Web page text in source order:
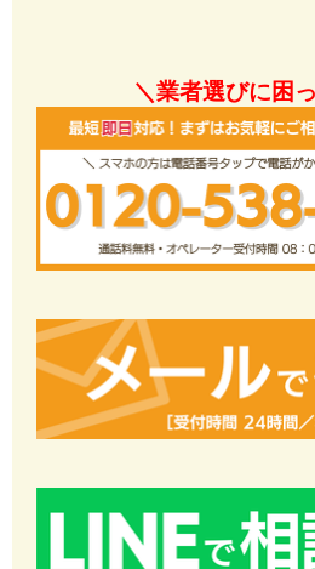
＼業者選びに困